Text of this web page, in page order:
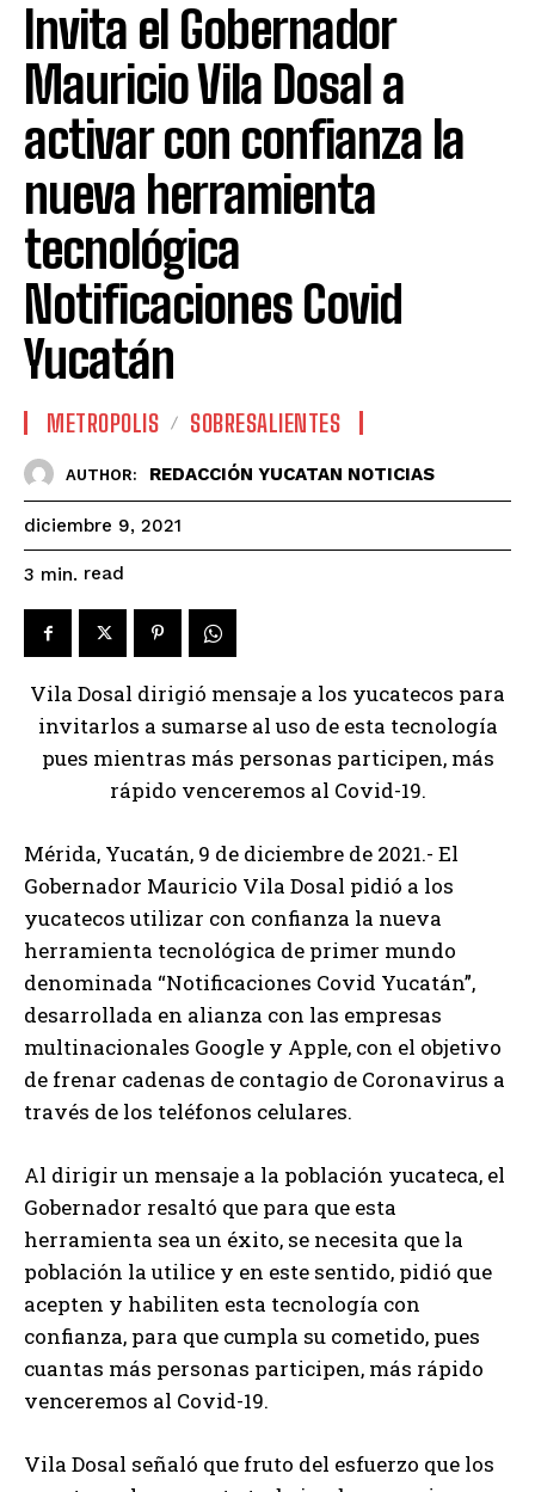
Invita el Gobernador
Mauricio Vila Dosal a
activar con confianza la
nueva herramienta
tecnológica
Notificaciones Covid
Yucatán
METROPOLIS SOBRESALIENTES
AUTHOR: REDACCIÓN YUCATAN NOTICIAS
diciembre 9, 2021
3 min. read
Vila Dosal dirigió mensaje a los yucatecos para
invitarlos a sumarse al uso de esta tecnología
pues mientras más personas participen, más
rápido venceremos al Covid-19.
Mérida, Yucatán, 9 de diciembre de 2021.- El
Gobernador Mauricio Vila Dosal pidió a los
yucatecos utilizar con confianza la nueva
herramienta tecnológica de primer mundo
denominada “Notificaciones Covid Yucatán”,
desarrollada en alianza con las empresas
multinacionales Google y Apple, con el objetivo
de frenar cadenas de contagio de Coronavirus a
través de los teléfonos celulares.
Al dirigir un mensaje a la población yucateca, el
Gobernador resaltó que para que esta
herramienta sea un éxito, se necesita que la
población la utilice y en este sentido, pidió que
acepten y habiliten esta tecnología con
confianza, para que cumpla su cometido, pues
cuantas más personas participen, más rápido
venceremos al Covid-19.
Vila Dosal señaló que fruto del esfuerzo que los